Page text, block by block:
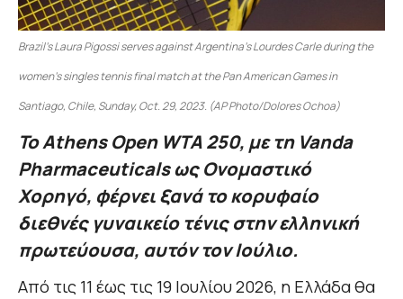
Brazil’s Laura Pigossi serves against Argentina’s Lourdes Carle during the
women’s singles tennis final match at the Pan American Games in
Santiago, Chile, Sunday, Oct. 29, 2023. (AP Photo/Dolores Ochoa)
Το Athens Open WTA 250, με τη Vanda
Pharmaceuticals ως Ονομαστικό
Χορηγό, φέρνει ξανά το κορυφαίο
διεθνές γυναικείο τένις στην ελληνική
πρωτεύουσα, αυτόν τον Ιούλιο.
Από τις 11 έως τις 19 Ιουλίου 2026, η Ελλάδα θα